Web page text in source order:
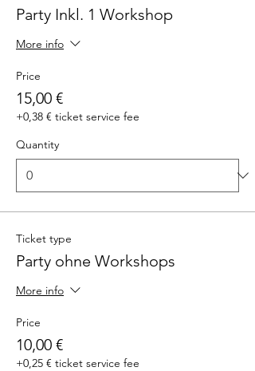
Party Inkl. 1 Workshop
More info
Price
15,00 €
+0,38 € ticket service fee
Quantity
Ticket type
Party ohne Workshops
More info
Price
10,00 €
+0,25 € ticket service fee